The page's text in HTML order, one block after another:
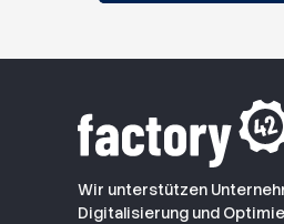
Wir unterstützen
Digitalisierung und